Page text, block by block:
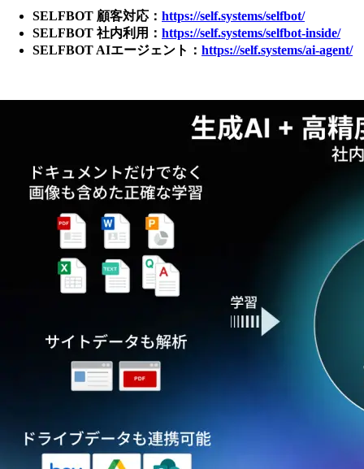
SELFBOT 顧客対応： https://self.systems/selfbot/
SELFBOT 社内利用： https://self.systems/selfbot-inside/
SELFBOT AIエージェント： https://self.systems/ai-agent/